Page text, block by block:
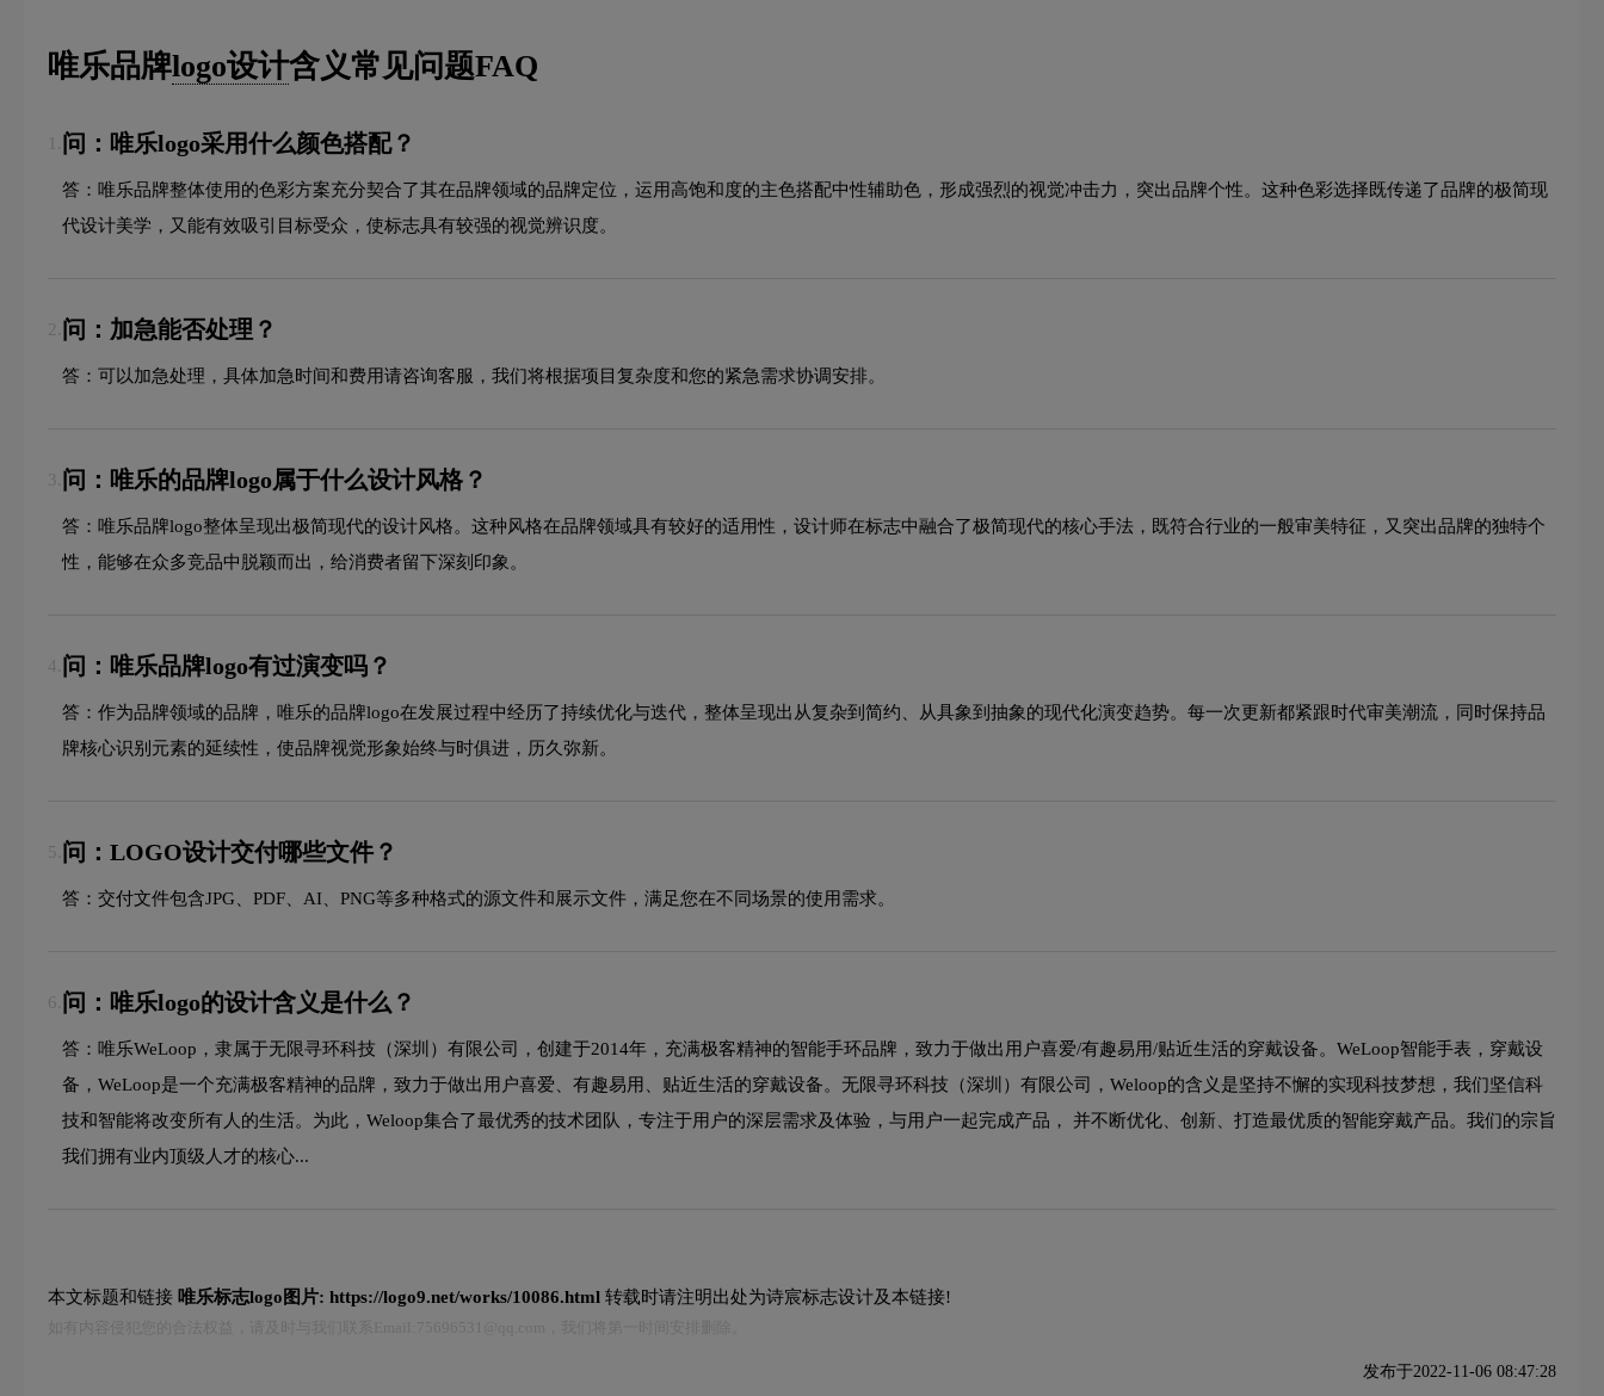
唯乐品牌logo设计含义常见问题FAQ
问：唯乐logo采用什么颜色搭配？
答：唯乐品牌整体使用的色彩方案充分契合了其在品牌领域的品牌定位，运用高饱和度的主色搭配中性辅助色，形成强烈的视觉冲击力，突出品牌个性。这种色彩选择既传递了品牌的极简现
代设计美学，又能有效吸引目标受众，使标志具有较强的视觉辨识度。
2. 问：加急能否处理？
答：可以加急处理，具体加急时间和费用请咨询客服，我们将根据项目复杂度和您的紧急需求协调安排。
3. 问：唯乐的品牌logo属于什么设计风格？
答：唯乐品牌logo整体呈现出极简现代的设计风格。这种风格在品牌领域具有较好的适用性，设计师在标志中融合了极简现代的核心手法，既符合行业的一般审美特征，又突出品牌的独特个
性，能够在众多竞品中脱颖而出，给消费者留下深刻印象。
4. 问：唯乐品牌logo有过演变吗？
答：作为品牌领域的品牌，唯乐的品牌logo在发展过程中经历了持续优化与迭代，整体呈现出从复杂到简约、从具象到抽象的现代化演变趋势。每一次更新都紧跟时代审美潮流，同时保持品
牌核心识别元素的延续性，使品牌视觉形象始终与时俱进，历久弥新。
5. 问：LOGO设计交付哪些文件？
答：交付文件包含JPG、PDF、AI、PNG等多种格式的源文件和展示文件，满足您在不同场景的使用需求。
6. 问：唯乐logo的设计含义是什么？
答：唯乐WeLoop，隶属于无限寻环科技（深圳）有限公司，创建于2014年，充满极客精神的智能手环品牌，致力于做出用户喜爱/有趣易用/贴近生活的穿戴设备。WeLoop智能手表，穿戴设
备，WeLoop是一个充满极客精神的品牌，致力于做出用户喜爱、有趣易用、贴近生活的穿戴设备。无限寻环科技（深圳）有限公司，Weloop的含义是坚持不懈的实现科技梦想，我们坚信科
技和智能将改变所有人的生活。为此，Weloop集合了最优秀的技术团队，专注于用户的深层需求及体验，与用户一起完成产品， 并不断优化、创新、打造最优质的智能穿戴产品。我们的宗旨
我们拥有业内顶级人才的核心...
本文标题和链接 唯乐标志logo图片: https://logo9.net/works/10086.html 转载时请注明出处为诗宸标志设计及本链接!
发布于2022-11-06 08:47:28